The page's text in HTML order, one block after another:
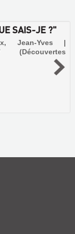
SAIS-JE ?"
Jean-Yves |
(Découvertes